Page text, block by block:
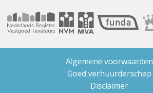
Algemene voorwaarden
Goed verhuurderschap
Disclaimer